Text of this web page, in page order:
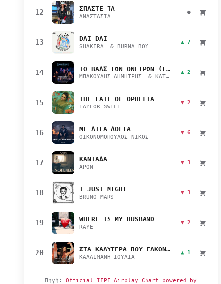
12 ΣΠΑΣΤΕ ΤΑ
ΑΝΑΣΤΑΣΙΑ
●
13 DAI DAI
SHAKIRA & BURNA BOY
▲ 7
14 ΤΟ ΒΑΛΣ ΤΩΝ ΟΝΕΙΡΩΝ (LIVE)
ΜΠΑΚΟΥΛΗΣ ΔΗΜΗΤΡΗΣ & ΚΑΤΣΙΜΙΧΑ ΜΑΡΙΑΝΑ
▲ 2
15 THE FATE OF OPHELIA
TAYLOR SWIFT
▼ 2
16 ΜΕ ΛΙΓΑ ΛΟΓΙΑ
ΟΙΚΟΝΟΜΟΠΟΥΛΟΣ ΝΙΚΟΣ
▼ 6
17 ΚΑΝΤΑΔΑ
APON
▼ 3
18 I JUST MIGHT
BRUNO MARS
▼ 3
19 WHERE IS MY HUSBAND
RAYE
▼ 2
20 ΣΤΑ ΚΑΛΥΤΕΡΑ ΠΟΥ ΕΛΚΟΝΤΑΙ
ΚΑΛΛΙΜΑΝΗ ΙΟΥΛΙΑ
▲ 1
Πηγή: Official IFPI Airplay Chart powered by